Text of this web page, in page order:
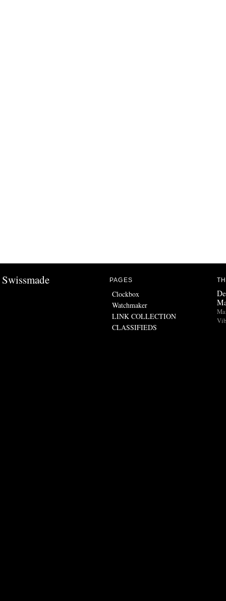
Swissmade PAGES
Clockbox
Watchmaker
LINK COLLECTION
CLASSIFIEDS